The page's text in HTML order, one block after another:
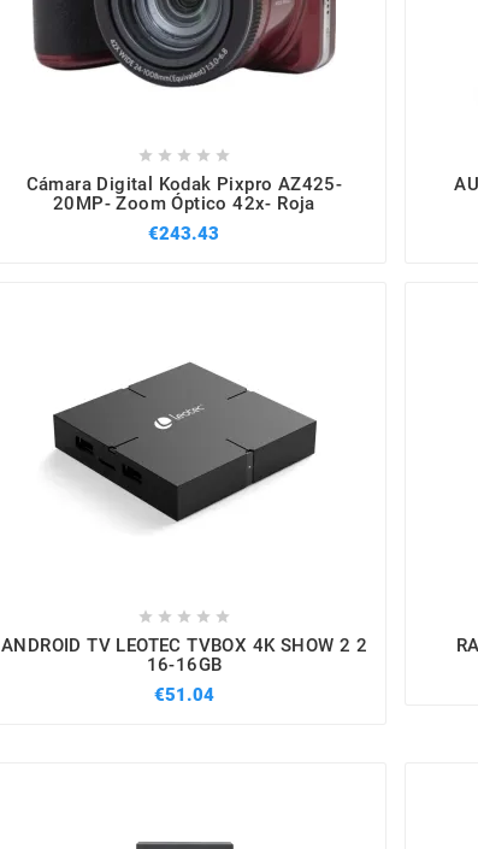
    
Cámara Digital Kodak Pixpro AZ425-
20MP- Zoom Óptico 42x- Roja
€243.43
    
ANDROID TV LEOTEC TVBOX 4K SHOW 2 2
16-16GB
€51.04